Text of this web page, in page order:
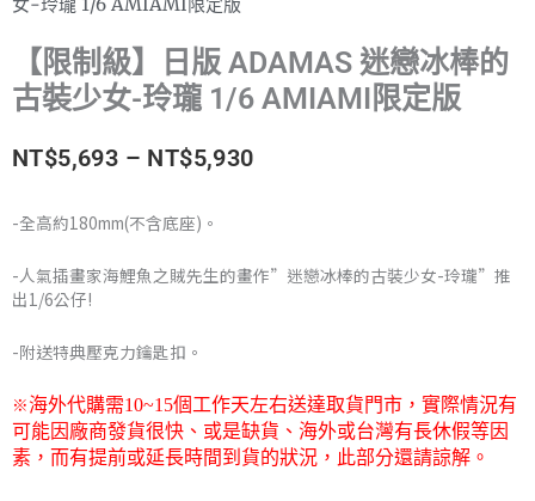
【限制級】日版 ADAMAS 迷戀冰棒的
古裝少女-玲瓏 1/6 AMIAMI限定版
NT$5,693 – NT$5,930價
到
NT$5,930
-全高約180mm(不含底座)。
-人氣插畫家海鯉魚之賊先生的畫作”迷戀冰棒的古裝少女-玲瓏”推
出1/6公仔!
-附送特典壓克力鑰匙扣。
※海外代購需10~15個工作天左右送達取貨門市， 實際情況有
可能因廠商發貨很快、或是缺貨、海外或台灣有長休假等因
素，而有提前或延長時間到貨的狀況，此部分還請諒解。